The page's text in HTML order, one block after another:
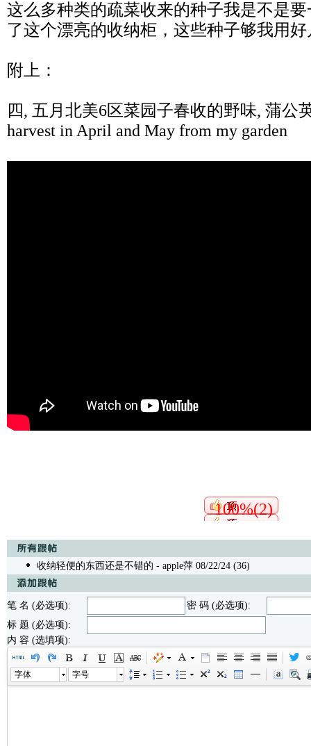
这么多种类的疏菜收来的种子我是不是
了这个漂亮的收纳柜，这些种子够我用
附上：
四, 五月北美6区菜园子春收的野味, 蒲公
harvest in April and May from my garden
100%(2)
收纳轻便的东西还是不错的 - apple萍 08/22/24 (36)
笔 名 (必选项):
密 码 (必选项):
标 题 (必选项):
内 容 (选填项):
字体 字号